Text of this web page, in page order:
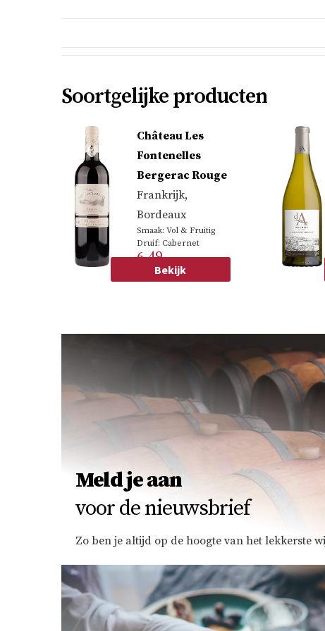
Soortgelijke producten
Château Les
Fontenelles
Bergerac Rouge
Frankrijk,
Bordeaux
Smaak: Vol & Fruitig
Druif: Cabernet
sauvignon, Merlot
6.49
Bekijk
Meld je aan
voor de nieuwsbrief
Zo ben je altijd op de hoogte van het lekkerste